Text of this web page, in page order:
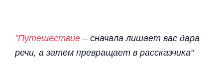
"Путешествие – сначала лишает вас дара
речи, а затем превращает в рассказчика"